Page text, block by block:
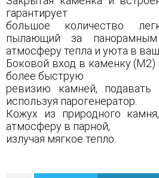
гарантирует
большое количество
пылающий за
атмосферу тепла и уюта в
Боковой вход в каменку (М2)
более быструю
ревизию камней,
используя парогенератор.
Кожух из природного
атмосферу в парной,
излучая мягкое тепло.